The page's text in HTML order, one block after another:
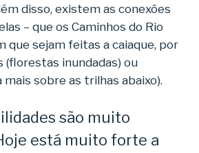
disso, existem as conexões
– que os Caminhos do Rio
que sejam feitas a caiaque, por
(florestas inundadas) ou
mais sobre as trilhas abaixo).
são muito
está muito forte a